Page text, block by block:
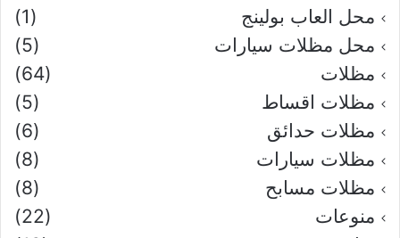
محل العاب بولينج
(1)
محل مظلات سيارات
(5)
مظلات
(64)
مظلات اقساط
(5)
مظلات حدائق
(6)
مظلات سيارات
(8)
مظلات مسابح
(8)
منوعات
(22)